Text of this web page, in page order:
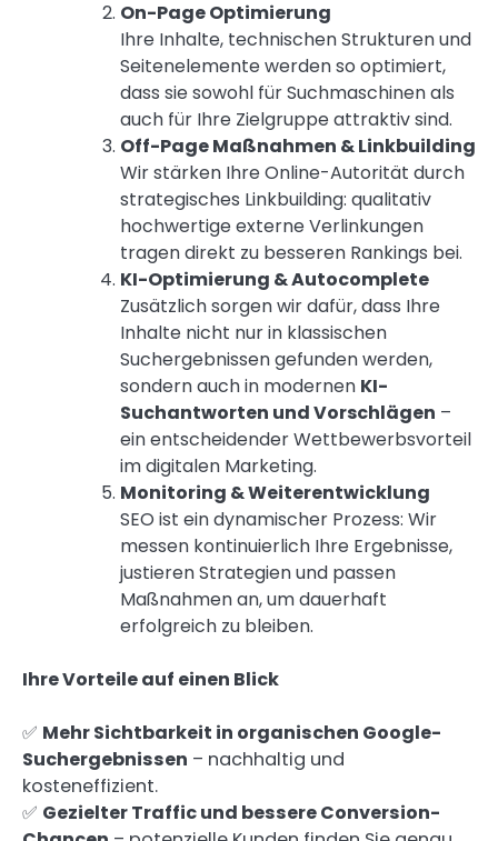
On-Page Optimierung
Ihre Inhalte, technischen Strukturen und
Seitenelemente werden so optimiert,
dass sie sowohl für Suchmaschinen als
auch für Ihre Zielgruppe attraktiv sind.
Off-Page Maßnahmen & Linkbuilding
Wir stärken Ihre Online-Autorität durch
strategisches Linkbuilding: qualitativ
hochwertige externe Verlinkungen
tragen direkt zu besseren Rankings bei.
KI-Optimierung & Autocomplete
Zusätzlich sorgen wir dafür, dass Ihre
Inhalte nicht nur in klassischen
Suchergebnissen gefunden werden,
sondern auch in modernen KI-
Suchantworten und Vorschlägen –
ein entscheidender Wettbewerbsvorteil
im digitalen Marketing.
Monitoring & Weiterentwicklung
SEO ist ein dynamischer Prozess: Wir
messen kontinuierlich Ihre Ergebnisse,
justieren Strategien und passen
Maßnahmen an, um dauerhaft
erfolgreich zu bleiben.
Ihre Vorteile auf einen Blick
✅ Mehr Sichtbarkeit in organischen Google-
Suchergebnissen – nachhaltig und
kosteneffizient.
✅ Gezielter Traffic und bessere Conversion-